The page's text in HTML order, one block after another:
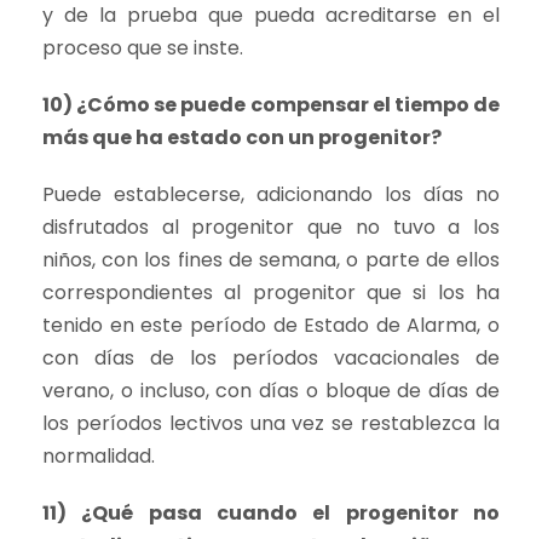
y de la prueba que pueda acreditarse en el
proceso que se inste.
10) ¿Cómo se puede compensar el tiempo de
más que ha estado con un progenitor?
Puede establecerse, adicionando los días no
disfrutados al progenitor que no tuvo a los
niños, con los fines de semana, o parte de ellos
correspondientes al progenitor que si los ha
tenido en este período de Estado de Alarma, o
con días de los períodos vacacionales de
verano, o incluso, con días o bloque de días de
los períodos lectivos una vez se restablezca la
normalidad.
11) ¿Qué pasa cuando el progenitor no